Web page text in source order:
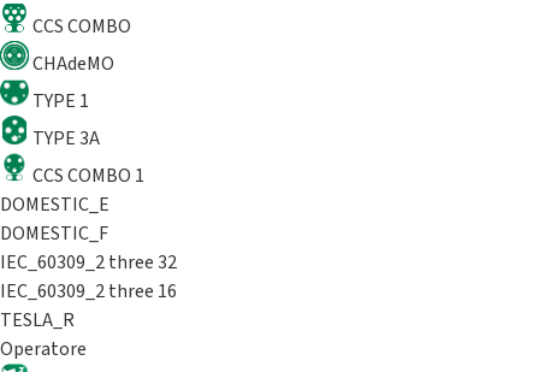
CCS COMBO
CHAdeMO
TYPE 1
TYPE 3A
CCS COMBO 1
DOMESTIC_E
DOMESTIC_F
IEC_60309_2 three 32
IEC_60309_2 three 16
TESLA_R
Operatore